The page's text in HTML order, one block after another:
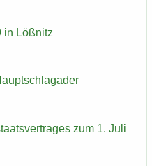
in Löß­nitz
zum 1. Juli